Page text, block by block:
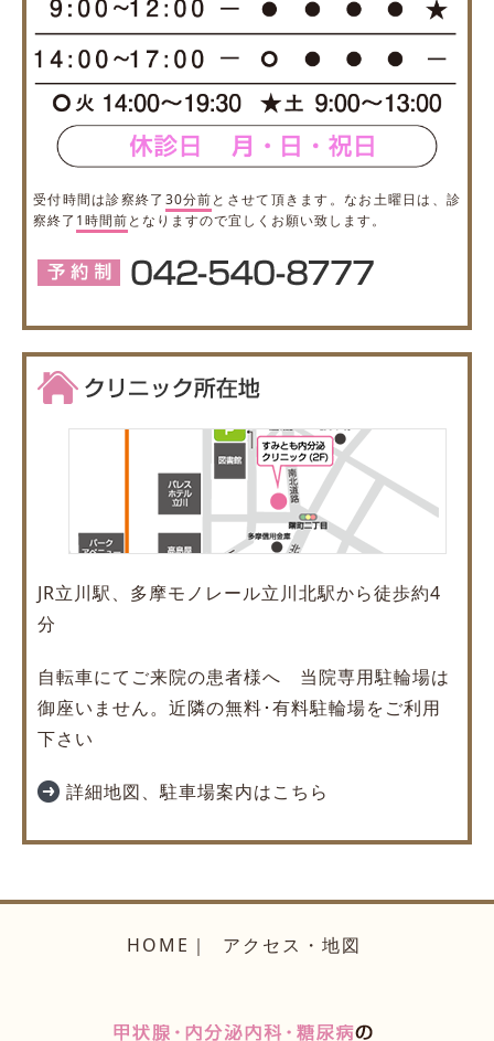
受付時間は診察終了 30分前とさせて頂きます。なお土曜日は、診
察終了 1時間前となりますので宜しくお願い致します。
JR立川駅、多摩モノレール立川北駅から徒歩約4
分
自転車にてご来院の患者様へ 当院専用駐輪場は
御座いません。近隣の無料･有料駐輪場をご利用
下さい
詳細地図、駐車場案内はこちら
HOME アクセス・地図